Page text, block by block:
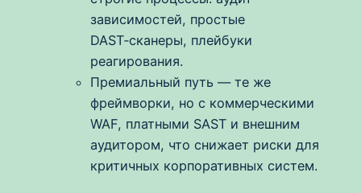
зависимостей, простые
DAST‑сканеры, плейбуки
реагирования.
Премиальный путь — те же
фреймворки, но с коммерческими
WAF, платными SAST и внешним
аудитором, что снижает риски для
критичных корпоративных систем.